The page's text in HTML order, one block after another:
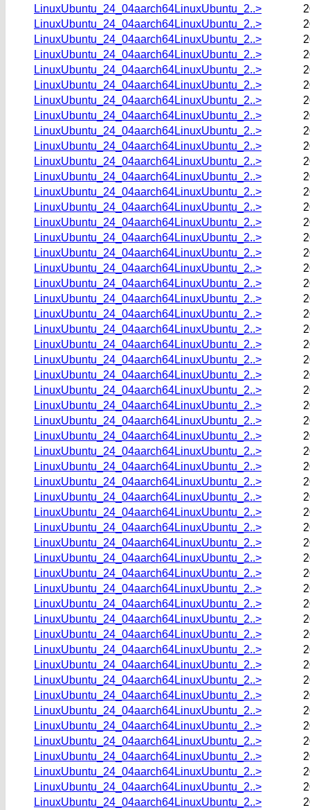
LinuxUbuntu_24_04aarch64LinuxUbuntu_2..>
LinuxUbuntu_24_04aarch64LinuxUbuntu_2..>
LinuxUbuntu_24_04aarch64LinuxUbuntu_2..>
LinuxUbuntu_24_04aarch64LinuxUbuntu_2..>
LinuxUbuntu_24_04aarch64LinuxUbuntu_2..>
LinuxUbuntu_24_04aarch64LinuxUbuntu_2..>
LinuxUbuntu_24_04aarch64LinuxUbuntu_2..>
LinuxUbuntu_24_04aarch64LinuxUbuntu_2..>
LinuxUbuntu_24_04aarch64LinuxUbuntu_2..>
LinuxUbuntu_24_04aarch64LinuxUbuntu_2..>
LinuxUbuntu_24_04aarch64LinuxUbuntu_2..>
LinuxUbuntu_24_04aarch64LinuxUbuntu_2..>
LinuxUbuntu_24_04aarch64LinuxUbuntu_2..>
LinuxUbuntu_24_04aarch64LinuxUbuntu_2..>
LinuxUbuntu_24_04aarch64LinuxUbuntu_2..>
LinuxUbuntu_24_04aarch64LinuxUbuntu_2..>
LinuxUbuntu_24_04aarch64LinuxUbuntu_2..>
LinuxUbuntu_24_04aarch64LinuxUbuntu_2..>
LinuxUbuntu_24_04aarch64LinuxUbuntu_2..>
LinuxUbuntu_24_04aarch64LinuxUbuntu_2..>
LinuxUbuntu_24_04aarch64LinuxUbuntu_2..>
LinuxUbuntu_24_04aarch64LinuxUbuntu_2..>
LinuxUbuntu_24_04aarch64LinuxUbuntu_2..>
LinuxUbuntu_24_04aarch64LinuxUbuntu_2..>
LinuxUbuntu_24_04aarch64LinuxUbuntu_2..>
LinuxUbuntu_24_04aarch64LinuxUbuntu_2..>
LinuxUbuntu_24_04aarch64LinuxUbuntu_2..>
LinuxUbuntu_24_04aarch64LinuxUbuntu_2..>
LinuxUbuntu_24_04aarch64LinuxUbuntu_2..>
LinuxUbuntu_24_04aarch64LinuxUbuntu_2..>
LinuxUbuntu_24_04aarch64LinuxUbuntu_2..>
LinuxUbuntu_24_04aarch64LinuxUbuntu_2..>
LinuxUbuntu_24_04aarch64LinuxUbuntu_2..>
LinuxUbuntu_24_04aarch64LinuxUbuntu_2..>
LinuxUbuntu_24_04aarch64LinuxUbuntu_2..>
LinuxUbuntu_24_04aarch64LinuxUbuntu_2..>
LinuxUbuntu_24_04aarch64LinuxUbuntu_2..>
LinuxUbuntu_24_04aarch64LinuxUbuntu_2..>
LinuxUbuntu_24_04aarch64LinuxUbuntu_2..>
LinuxUbuntu_24_04aarch64LinuxUbuntu_2..>
LinuxUbuntu_24_04aarch64LinuxUbuntu_2..>
LinuxUbuntu_24_04aarch64LinuxUbuntu_2..>
LinuxUbuntu_24_04aarch64LinuxUbuntu_2..>
LinuxUbuntu_24_04aarch64LinuxUbuntu_2..>
LinuxUbuntu_24_04aarch64LinuxUbuntu_2..>
LinuxUbuntu_24_04aarch64LinuxUbuntu_2..>
LinuxUbuntu_24_04aarch64LinuxUbuntu_2..>
LinuxUbuntu_24_04aarch64LinuxUbuntu_2..>
LinuxUbuntu_24_04aarch64LinuxUbuntu_2..>
LinuxUbuntu_24_04aarch64LinuxUbuntu_2..>
LinuxUbuntu_24_04aarch64LinuxUbuntu_2..>
LinuxUbuntu_24_04aarch64LinuxUbuntu_2..>
LinuxUbuntu_24_04aarch64LinuxUbuntu_2..>